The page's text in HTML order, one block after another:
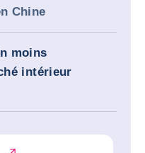
Chine
moins
intérieur